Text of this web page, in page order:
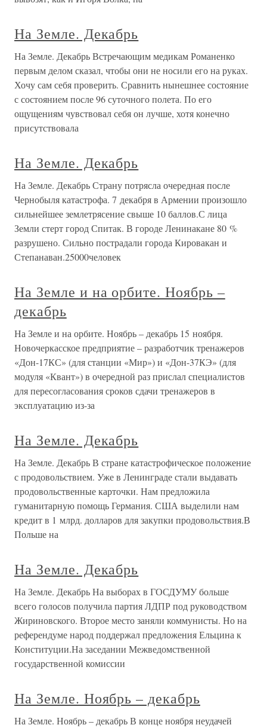
На Земле. Декабрь
На Земле. Декабрь Встречающим медикам Романенко
первым делом сказал, чтобы они не носили его на руках.
Хочу сам себя проверить. Сравнить нынешнее состояние
с состоянием после 96 суточного полета. По его
ощущениям чувствовал себя он лучше, хотя конечно
присутствовала
На Земле. Декабрь
На Земле. Декабрь Страну потрясла очередная после
Чернобыля катастрофа. 7 декабря в Армении произошло
сильнейшее землетрясение свыше 10 баллов.С лица
Земли стерт город Спитак. В городе Ленинакане 80 %
разрушено. Сильно пострадали города Кировакан и
Степанаван.25000человек
На Земле и на орбите. Ноябрь –
декабрь
На Земле и на орбите. Ноябрь – декабрь 15 ноября.
Новочеркасское предприятие – разработчик тренажеров
«Дон-17КС» (для станции «Мир») и «Дон-37КЭ» (для
модуля «Квант») в очередной раз прислал специалистов
для пересогласования сроков сдачи тренажеров в
эксплуатацию из-за
На Земле. Декабрь
На Земле. Декабрь В стране катастрофическое положение
с продовольствием. Уже в Ленинграде стали выдавать
продовольственные карточки. Нам предложила
гуманитарную помощь Германия. США выделили нам
кредит в 1 млрд. долларов для закупки продовольствия.В
Польше на
На Земле. Декабрь
На Земле. Декабрь На выборах в ГОСДУМУ больше
всего голосов получила партия ЛДПР под руководством
Жириновского. Второе место заняли коммунисты. Но на
референдуме народ поддержал предложения Ельцина к
Конституции.На заседании Межведомственной
государственной комиссии
На Земле. Ноябрь – декабрь
На Земле. Ноябрь – декабрь В конце ноября неудачей